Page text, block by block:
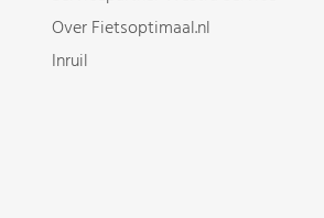
Over Fietsoptimaal.nl
Inruil